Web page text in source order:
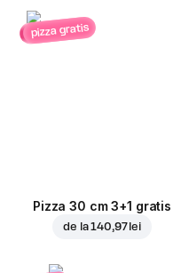
pizza gratis
Pizza 30 cm 3+1 gratis
de la140,97 lei